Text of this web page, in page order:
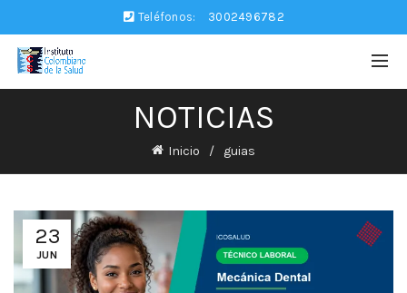
Teléfonos: 3002496782
NOTICIAS
Inicio guias
23
JUN